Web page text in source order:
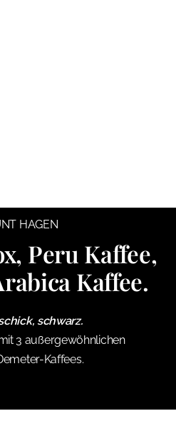
HAGEN
Peru Kaffee,
Kaffee.
schwarz.
3 außergewöhnlichen
Kaffees.